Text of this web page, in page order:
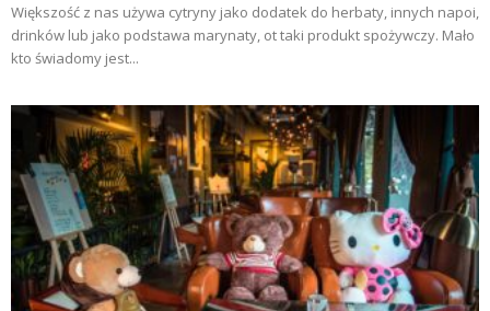
Większość z nas używa cytryny jako dodatek do herbaty, innych napoi,
drinków lub jako podstawa marynaty, ot taki produkt spożywczy. Mało
kto świadomy jest...